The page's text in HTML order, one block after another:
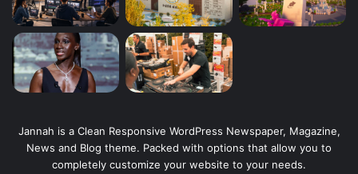
Jannah is a Clean Responsive WordPress Newspaper, Magazine,
News and Blog theme. Packed with options that allow you to
completely customize your website to your needs.